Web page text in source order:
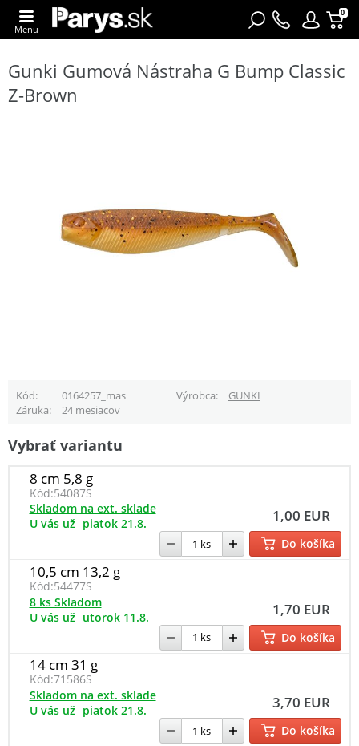
0
Menu
Gunki Gumová Nástraha G Bump Classic
Z-Brown
Kód 0164257_mas Výrobca
GUNKI
Záruka
24 mesiacov
Vybrať variantu
8 cm 5,8 g
Kód:54087S
1,00 EUR
Skladom na ext. sklade
U vás už piatok 21.8.
Do košíka
10,5 cm 13,2 g
Kód:54477S
1,70 EUR
8 ks Skladom
U vás už utorok 11.8.
Do košíka
14 cm 31 g
Kód:71586S
3,70 EUR
Skladom na ext. sklade
U vás už piatok 21.8.
Do košíka